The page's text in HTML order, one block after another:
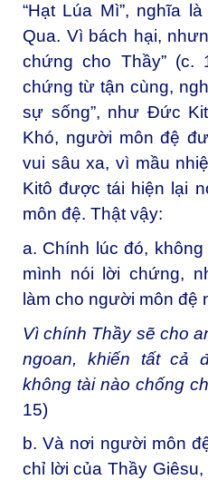
“Hạt Lúa Mì”, nghĩa
Qua. Vì bách hại,
chứng cho Thầy”
chứng từ tận cùng,
sự sống”, như Đức
Khó, người môn đệ
vui sâu xa, vì mầu
Kitô được tái hiện lại
môn đệ. Thật vậy:
a. Chính lúc đó,
mình nói lời chứng,
làm cho người môn đệ
Vì chính Thầy sẽ cho
ngoan, khiến tất cả
không tài nào chống
15)
b. Và nơi người môn
chỉ lời của Thầy